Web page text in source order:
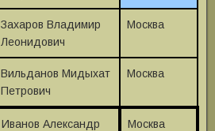
Захаров Владимир
Леонидович
Москва
Вильданов Мидыхат
Петрович
Москва
Иванов Александр
Москва